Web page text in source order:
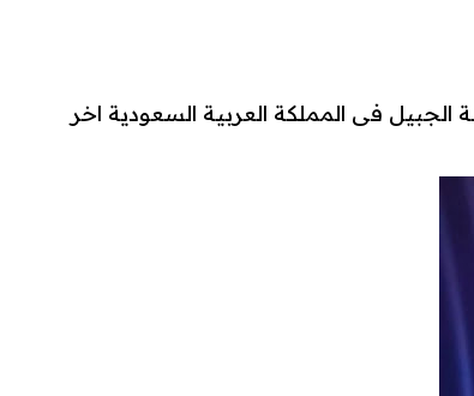
فى المملكة العربية السعودية اخر